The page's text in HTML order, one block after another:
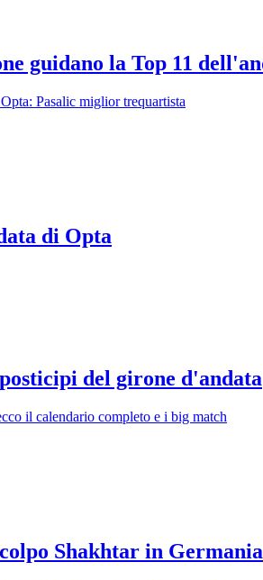
guidano la Top 11
Pasalic miglior trequartista
di Opta
del girone d'andata
il calendario completo e i big match
Shakhtar in Germania